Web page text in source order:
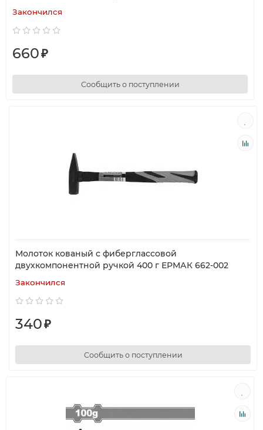
Закончился
660₽
Сообщить о поступлении
Молоток кованый с фиберглассовой
двухкомпонентной ручкой 400 г ЕРМАК 662-002
Закончился
340₽
Сообщить о поступлении